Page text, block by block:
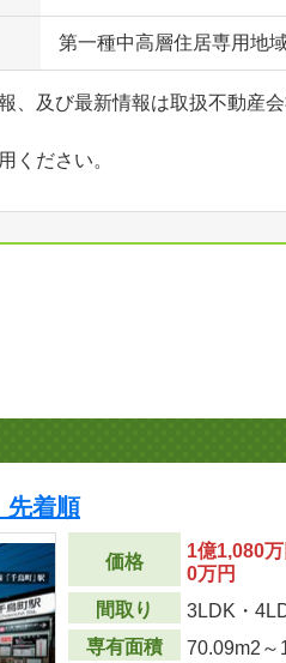
第一種中高層住居専用地
、及び最新情報は取扱不動産
ください。
先着順
価格
1億1,080
0万円
間取り
3LDK・
専有面積
70.09m2